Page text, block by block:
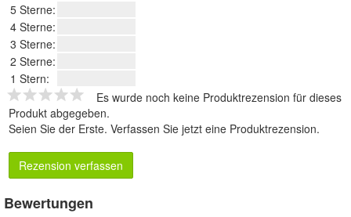
5 Sterne:
4 Sterne:
3 Sterne:
2 Sterne:
1 Stern:
Es wurde noch keine Produktrezension für dieses
Produkt abgegeben.
Seien Sie der Erste. Verfassen Sie jetzt eine Produktrezension.
Rezension verfassen
Bewertungen